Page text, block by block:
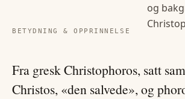
BETYDNING & OPPRINNELSE
og
Fra gresk Christophoros, satt
Christos, «den salvede», og